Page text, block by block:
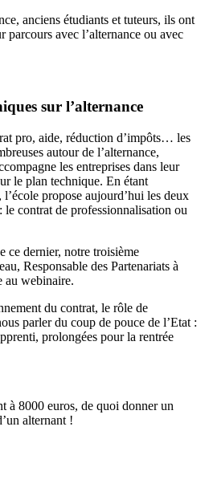
anciens étudiants et tuteurs, ils ont
parcours avec l’alternance ou avec
sur l’alternance
pro, aide, réduction d’impôts… les
autour de l’alternance,
les entreprises dans leur
le plan technique. En étant
propose aujourd’hui les deux
le contrat de professionnalisation ou
ce dernier, notre troisième
Responsable des Partenariats à
au webinaire.
du contrat, le rôle de
parler du coup de pouce de l’Etat :
prolongées pour la rentrée
à 8000 euros, de quoi donner un
alternant !